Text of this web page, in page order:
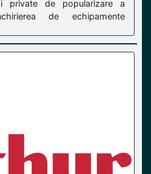
private de popularizare a
de echipamente